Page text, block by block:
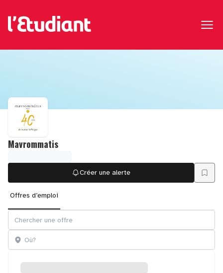
Mavrommatis
Créer une alerte
Offres d’emploi